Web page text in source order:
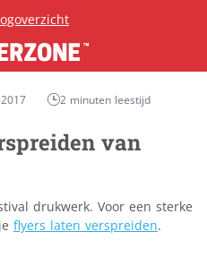
2 minuten leestijd
van
drukwerk. Voor een sterke
flyers laten verspreiden.